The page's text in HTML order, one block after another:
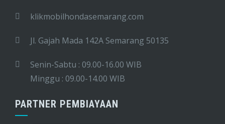
klikmobilhondasemarang.com
Jl. Gajah Mada 142A Semarang 50135
Senin-Sabtu : 09.00-16.00 WIB
Minggu : 09.00-14.00 WIB
PARTNER PEMBIAYAAN